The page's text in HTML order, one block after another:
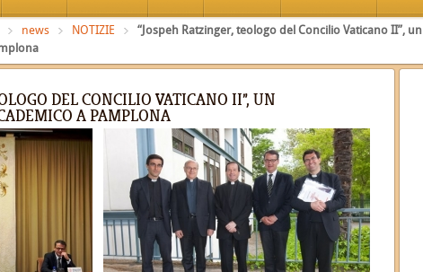
news NOTIZIE
“Jospeh Ratzinger, teologo del Concilio Vaticano II”, un
DEL CONCILIO VATICANO II”, UN
A PAMPLONA